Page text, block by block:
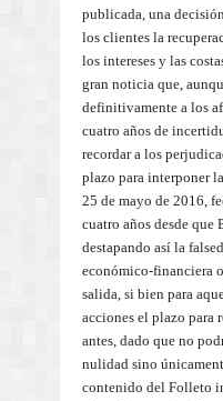
publicada, una
los clientes la
los intereses y las
gran noticia que,
definitivamente a los
cuatro años de
recordar a los
plazo para interponer
25 de mayo de 2016,
cuatro años desde que
destapando así la
económico-financiera
salida, si bien para
acciones el plazo para
antes, dado que no
nulidad sino
contenido del Folleto